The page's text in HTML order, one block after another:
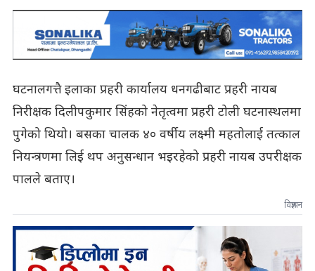
घटनालगत्तै इलाका प्रहरी कार्यालय धनगढीबाट प्रहरी नायब
निरीक्षक दिलीपकुमार सिंहको नेतृत्वमा प्रहरी टोली घटनास्थलमा
पुगेको थियो। बसका चालक ४० वर्षीय लक्ष्मी महतोलाई तत्काल
नियन्त्रणमा लिई थप अनुसन्धान भइरहेको प्रहरी नायब उपरीक्षक
पालले बताए।
विज्ञापन